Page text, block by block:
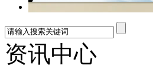
资讯中心